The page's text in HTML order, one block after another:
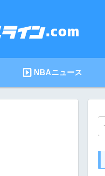
NBAニュース